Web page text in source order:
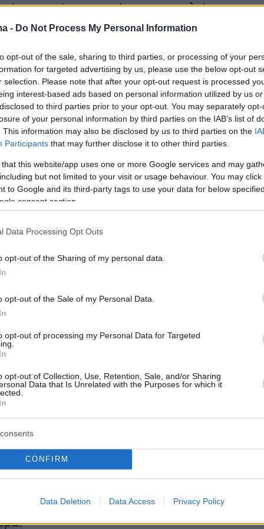
- Do Not Process My Personal Information
opt-out of the sale, sharing to third parties, or processing of your
for targeted advertising by us, please use the below opt-out
selection. Please note that after your opt-out request is processed
interest-based ads based on personal information utilized by us
to third parties prior to your opt-out. You may separately
of your personal information by third parties on the IAB’s list of
This information may also be disclosed by us to third parties on the
Participants that may further disclose it to other third parties.
that this website/app uses one or more Google services and may
but not limited to your visit or usage behaviour. You may
to Google and its third-party tags to use your data for below
consent section.
Data Processing Opt Outs
opt-out of the Sharing of my personal data.
opt-out of the Sale of my Personal Data.
opt-out of processing my Personal Data for Targeted
opt-out of Collection, Use, Retention, Sale, and/or Sharing
Data that Is Unrelated with the Purposes for which it
CONFIRM
Data Deletion Data Access Privacy Policy
ινστιτούτο ερευνών που ασχολείται με την
«Οι λογαριασμοί διαφήμισης που
τις τελευταίες 7 ημέρες από οποιαδήποτε
Το NASK δεν ανέφερε από ποια χώρα
η χρηματοδότηση.
δηλώσει στο παρελθόν ότι ο ρόλος της ως
βοήθειας προς την Ουκρανία την
.
έχει το προβάδισμα ενόψει των
της IBRiS για το εβδομαδιαίο
που δημοσιεύθηκε σήμερα. Ο Κάρολ
που υποστηρίζεται από το βασικό
ποσοστό 21,6% ενώ ακολουθεί ο υποψήφιος
της κάλπης θα κριθεί μεταξύ των τριών
τους υπόλοιπους να συγκεντρώνουν
Εάν κανείς από τους υποψηφίους δεν
όριο του 50% στον πρώτο γύρο,
δεύτερος γύρος την 1η Ιουνίου μεταξύ των
.